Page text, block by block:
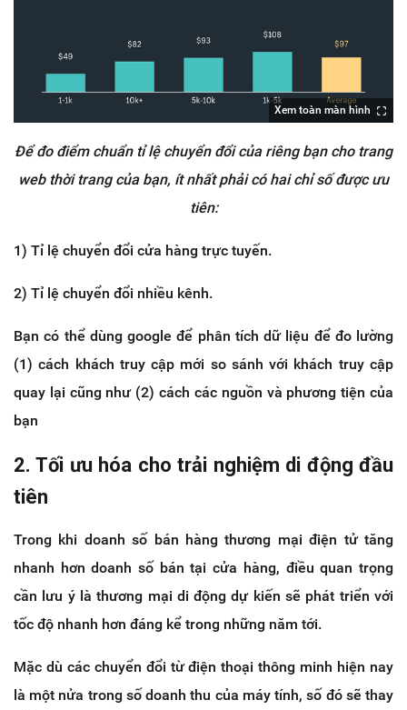
Xem toàn màn hình
Để đo điểm chuẩn tỉ lệ chuyển đổi của riêng bạn cho trang
web thời trang của bạn, ít nhất phải có hai chỉ số được ưu
tiên:
1) Tỉ lệ chuyển đổi cửa hàng trực tuyến.
2) Tỉ lệ chuyển đổi nhiều kênh.
Bạn có thể dùng google để phân tích dữ liệu để đo lường
(1) cách khách truy cập mới so sánh với khách truy cập
quay lại cũng như (2) cách các nguồn và phương tiện của
bạn
2. Tối ưu hóa cho trải nghiệm di động đầu
tiên
Trong khi doanh số bán hàng thương mại điện tử tăng
nhanh hơn doanh số bán tại cửa hàng, điều quan trọng
cần lưu ý là thương mại di động dự kiến ​​sẽ phát triển với
tốc độ nhanh hơn đáng kể trong những năm tới.
Mặc dù các chuyển đổi từ điện thoại thông minh hiện nay
là một nửa trong số doanh thu của máy tính, số đó sẽ thay